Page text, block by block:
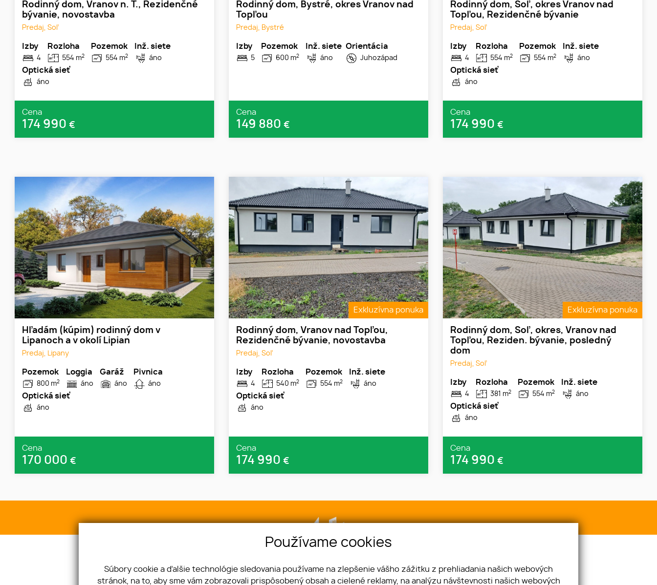
Rodinný dom, Vranov n. T., Rezidenčné
bývanie, novostavba
Predaj, Soľ
Izby
4
Rozloha
554 m2
Pozemok
554 m2
Inž. siete
áno
Optická sieť
áno
Cena
174 990 €
Rodinný dom, Bystré, okres Vranov nad
Topľou
Predaj, Bystré
Izby
5
Pozemok
600 m2
Inž. siete
áno
Orientácia
Juhozápad
Cena
149 880 €
Rodinný dom, Soľ, okres Vranov nad
Topľou, Rezidenčné bývanie
Predaj, Soľ
Izby
4
Rozloha
554 m2
Pozemok
554 m2
Inž. siete
áno
Optická sieť
áno
Cena
174 990 €
Hľadám (kúpim) rodinný dom v
Lipanoch a v okolí Lipian
Predaj, Lipany
Pozemok
800 m2
Loggia
áno
Garáž
áno
Pivnica
áno
Optická sieť
áno
Cena
170 000 €
Exkluzívna ponuka
Rodinný dom, Vranov nad Topľou,
Rezidenčné bývanie, novostavba
Predaj, Soľ
Izby
4
Rozloha
540 m2
Pozemok
554 m2
Inž. siete
áno
Optická sieť
áno
Cena
174 990 €
Exkluzívna ponuka
Rodinný dom, Soľ, okres, Vranov nad
Topľou, Reziden. bývanie, posledný
dom
Predaj, Soľ
Izby
4
Rozloha
381 m2
Pozemok
554 m2
Inž. siete
áno
Optická sieť
áno
Cena
174 990 €
Používame cookies
Súbory cookie a ďalšie technológie sledovania používame na zlepšenie vášho zážitku z prehliadania našich webových
stránok, na to, aby sme vám zobrazovali prispôsobený obsah a cielené reklamy, na analýzu návštevnosti našich webových